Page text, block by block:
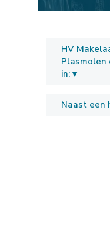
HV
Plasmolen
in: ▾
Naast een